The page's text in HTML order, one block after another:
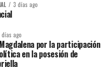
3 días ago
días ago
por la participación
en la posesión de